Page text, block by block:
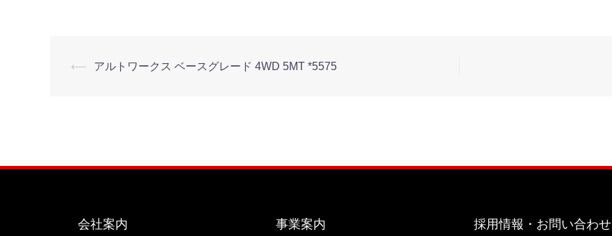
⟵ アルトワークス ベースグレード 4WD 5MT *5575
会社案内 事業案内 採用情報・お問い合わせ